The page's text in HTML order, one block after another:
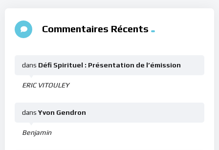
Commentaires Récents
ERIC VITOULEY
dans Défi Spirituel : Présentation de l’émission
Benjamin
dans Yvon Gendron